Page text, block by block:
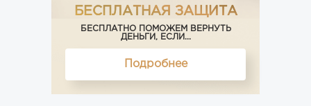
БЕСПЛАТНАЯ ЗАЩИТА
БЕСПЛАТНО ПОМОЖЕМ ВЕРНУТЬ
ДЕНЬГИ, ЕСЛИ...
Подробнее